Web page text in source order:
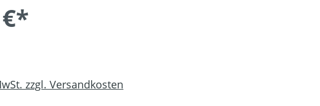
zzgl. Versandkosten